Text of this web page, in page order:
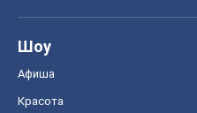
Шоу
Афиша
Красота